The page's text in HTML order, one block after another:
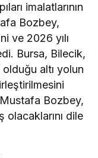
imalatlarının
Bozbey,
ve 2026 yılı
Bursa, Bilecik,
altı yolun
Mustafa Bozbey,
olacaklarını dile